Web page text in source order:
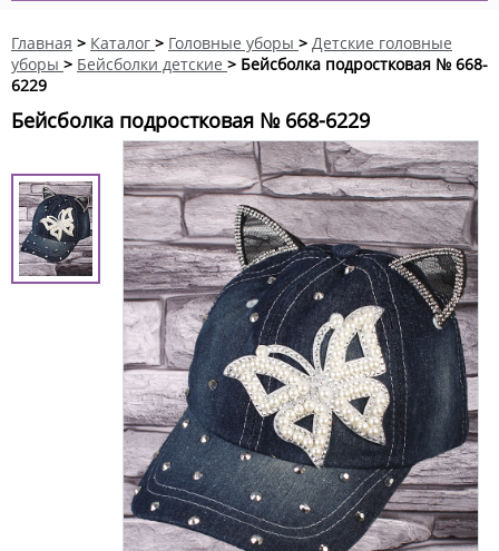
Главная > Каталог > Головные уборы > Детские головные
уборы > Бейсболки детские > Бейсболка подростковая № 668-
6229
Бейсболка подростковая № 668-6229